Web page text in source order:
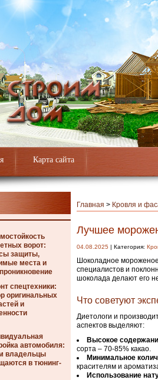
Карта сайта
ворот:
защиты,
места и
спецтехники:
оригинальных
и
автомобиля:
владельцы
в тюнинг-
Главная > Кровля и
Лучшее
04.08.2025 | Категория:
Шоколадное
специалистов и
шоколада делают его
Что советуют
Диетологи и
аспектов выделяют:
Высокое
сорта – 70-85% какао.
Минимальное
красителям и
Использование